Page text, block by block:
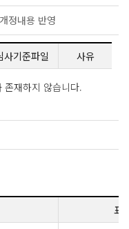
정내용 반영
사기준파일 사유
존재하지 않습니다.
표